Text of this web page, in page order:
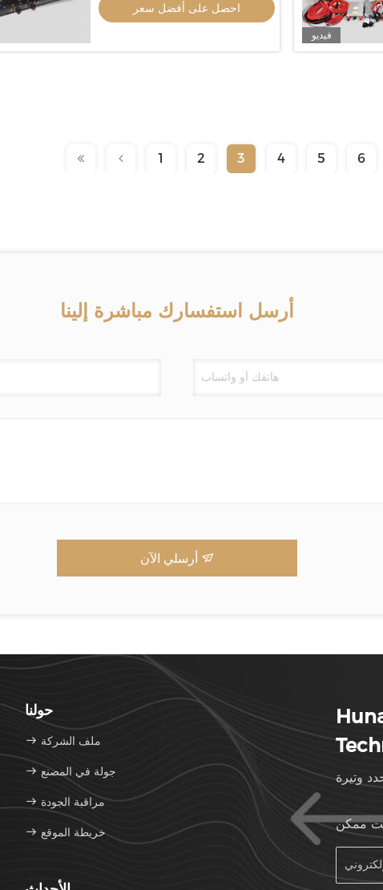
احصل على أفضل سعر
فيديو
1 2 3 4 5 6
أرسل استفسارك مباشرة إلينا
حولنا
ملف الشركة
جولة في المصنع
مراقبة الجودة
خريطة الموقع
ممكن